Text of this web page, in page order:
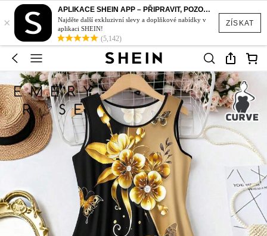
ZÍSKAT
×
APLIKACE SHEIN APP – PŘIPRAVIT, POZOR, STYL!
Najděte další exkluzivní slevy a doplňkové nabídky v
aplikaci SHEIN!
(5,142)